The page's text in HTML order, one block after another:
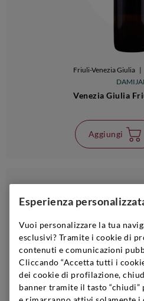
Friuli-Venezia Giulia |
Venezia Giulia
Aggiungi
Esperienza
Vuoi personalizzare la tua
esclusivi? Tramite i cookie di
contenuti e comunicazioni
Cliccando “Accetta tutti i
dei cookie di profilazione,
banner tramite il tasto “chiudi”